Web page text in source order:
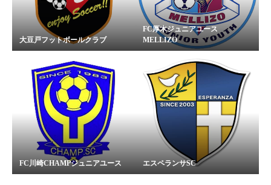
大豆戸フットボールクラブ
FC厚木ジュニアユース
MELLIZO
FC川崎CHAMPジュニアユース エスペランサSC